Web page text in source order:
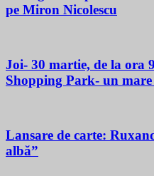
pe Miron Nicolescu
Joi- 30 martie, de la ora
Shopping Park- un
Lansare de carte:
albă”